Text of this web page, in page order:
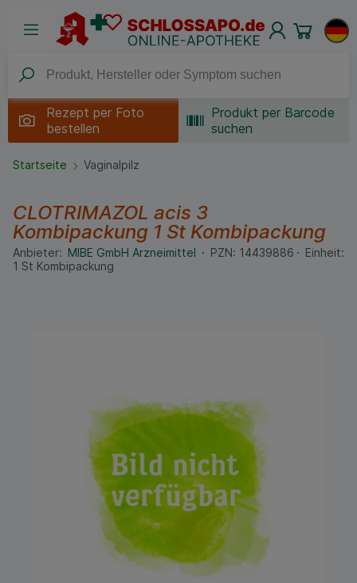
Rezept per Foto
bestellen
Produkt per Barcode
suchen
Startseite Vaginalpilz
CLOTRIMAZOL acis 3
Kombipackung 1 St Kombipackung
Anbieter: MIBE GmbH Arzneimittel PZN: 14439886
Einheit:
1 St Kombipackung